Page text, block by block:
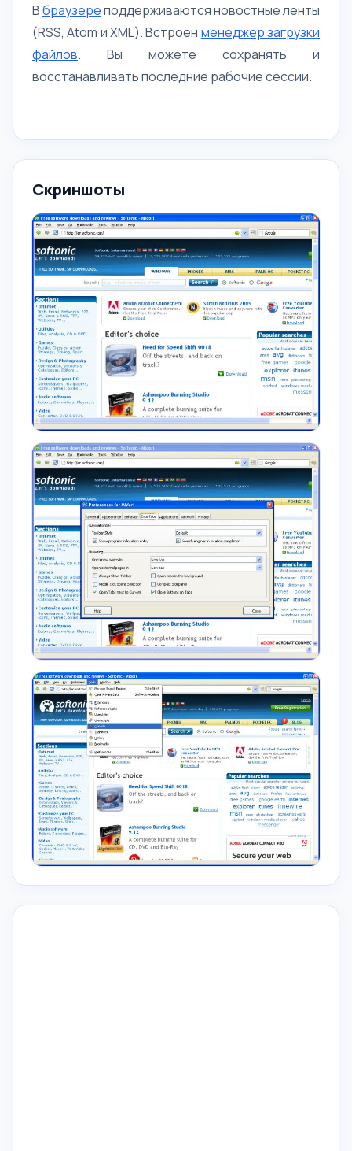
Вбраузереподдерживаются новостные ленты
(RSS, Atоm и XML). Встроен менеджер загрузки
файлов. Вы можете сохранять и
восстанавливать последние рабочие сессии.
Скриншоты